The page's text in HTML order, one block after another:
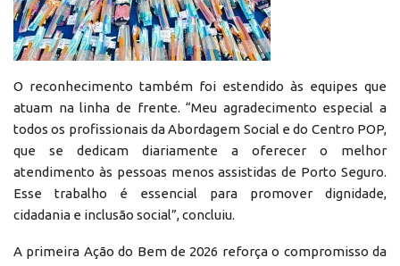
O reconhecimento também foi estendido às equipes que
atuam na linha de frente. “Meu agradecimento especial a
todos os profissionais da Abordagem Social e do Centro POP,
que se dedicam diariamente a oferecer o melhor
atendimento às pessoas menos assistidas de Porto Seguro.
Esse trabalho é essencial para promover dignidade,
cidadania e inclusão social”, concluiu.
A primeira Ação do Bem de 2026 reforça o compromisso da